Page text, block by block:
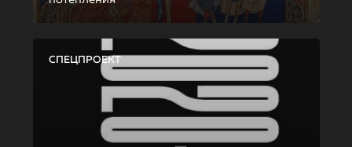
СПЕЦПРОЕКТ